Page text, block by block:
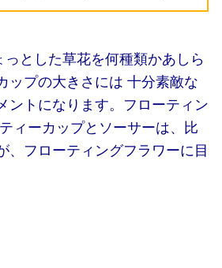
とした草花を何種類かあしら
ップの大きさには 十分素敵な
ントになります。フローティン
ティーカップとソーサーは、比
、フローティングフラワーに目